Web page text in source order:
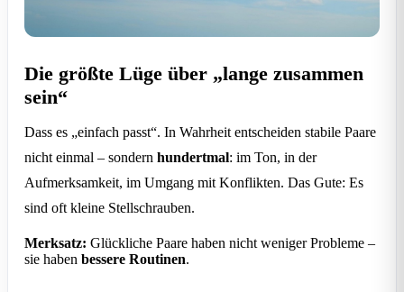
Die größte Lüge über „lange zusammen
sein“
Dass es „einfach passt“. In Wahrheit entscheiden stabile Paare
nicht einmal – sondern hundertmal: im Ton, in der
Aufmerksamkeit, im Umgang mit Konflikten. Das Gute: Es
sind oft kleine Stellschrauben.
Merksatz: Glückliche Paare haben nicht weniger Probleme –
sie haben bessere Routinen.